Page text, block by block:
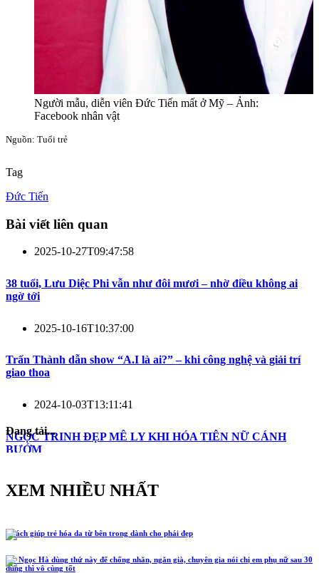
Người mẫu, diễn viên Đức Tiến mất ở Mỹ – Ảnh:
Facebook nhân vật
Nguồn: Tuổi trẻ
Tag
Đức Tiến
Bài viết liên quan
2025-10-27T09:47:58
38 tuổi, Lưu Diệc Phi vẫn như đôi mươi – nhờ điều không ai
ngờ tới
2025-10-16T10:37:00
Trấn Thành dẫn show “A.I là ai?” – khi công nghệ và giải trí
giao thoa
2024-10-03T13:11:41
NGỌC TRINH ĐẸP MÊ LY KHI HÓA TIÊN NỮ CÁNH
BƯỚM
Đang tải...
XEM NHIỀU NHẤT
5 cách giúp trẻ hóa da từ bên trong dành cho phái đẹp
Hồ Ngọc Hà dùng thứ này để chống nhăn, ngăn già, chuyên gia nói chị em phụ nữ sau 30
dùng thì vô cùng tốt